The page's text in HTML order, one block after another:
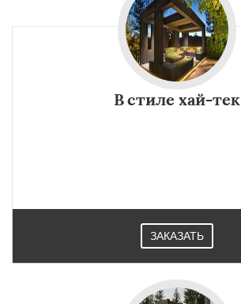
В стиле хай-тек
ЗАКАЗАТЬ